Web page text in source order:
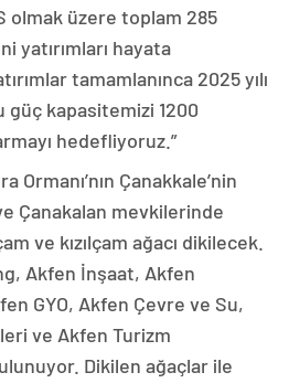
olmak üzere toplam 285
yatırımları hayata
tamamlanınca 2025 yılı
kapasitemizi 1200
hedefliyoruz.”
Ormanı’nın Çanakkale’nin
Çanakalan mevkilerinde
ve kızılçam ağacı dikilecek.
Akfen İnşaat, Akfen
GYO, Akfen Çevre ve Su,
ve Akfen Turizm
Dikilen ağaçlar ile